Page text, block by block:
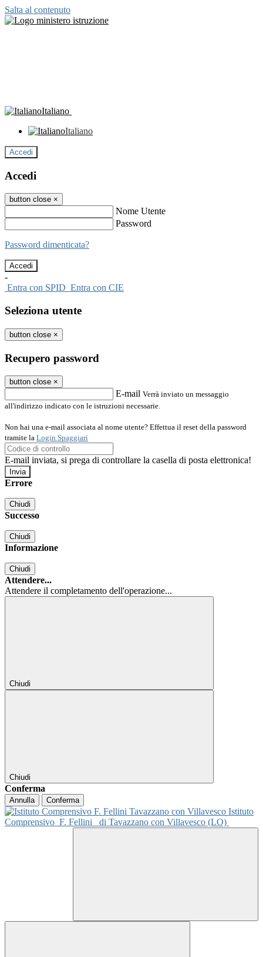
Salta al contenuto
Italiano
Italiano
Accedi
Accedi
button close ×
Nome Utente
Password
Password dimenticata?
-
Entra con SPID Entra con CIE
Seleziona utente
button close ×
Recupero password
button close ×
E-mail Verrà inviato un messaggio
all'indirizzo indicato con le istruzioni necessarie.
Non hai una e-mail associata al nome utente? Effettua il reset della password
tramite la Login Spaggiari
E-mail inviata, si prega di controllare la casella di posta elettronica!
Errore
Chiudi
Successo
Chiudi
Informazione
Chiudi
Attendere...
Attendere il completamento dell'operazione...
Chiudi
Chiudi
Conferma
Annulla Conferma
Istituto
Comprensivo F. Fellini di Tavazzano con Villavesco (LO)